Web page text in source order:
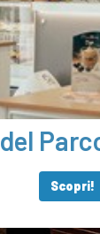
del
Scopri!